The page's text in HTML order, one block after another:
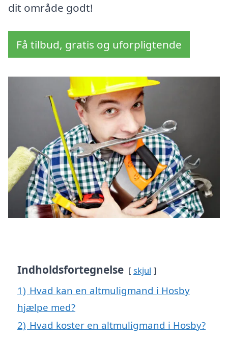
dit område godt!
Få tilbud, gratis og uforpligtende
Indholdsfortegnelse skjul
1) Hvad kan en altmuligmand i Hosby
hjælpe med?
2) Hvad koster en altmuligmand i Hosby?